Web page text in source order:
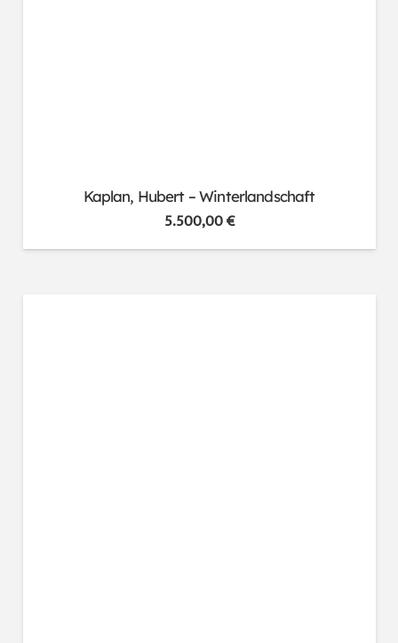
Kaplan, Hubert – Winterlandschaft
5.500,00€